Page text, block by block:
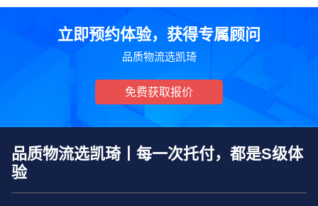
立即预约体验，获得专属顾问
品质物流选凯琦
免费获取报价
品质物流选凯琦丨每一次托付，都是S级体
验